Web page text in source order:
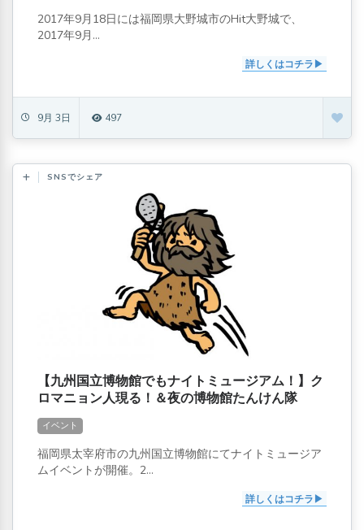
2017年9月18日には福岡県大野城市のHit大野城で、
2017年9月...
詳しくはコチラ
9月 3日 497
SNSでシェア
【九州国立博物館でもナイトミュージアム！】ク
ロマニョン人現る！＆夜の博物館たんけん隊
イベント
福岡県太宰府市の九州国立博物館にてナイトミュージア
ムイベントが開催。2...
詳しくはコチラ